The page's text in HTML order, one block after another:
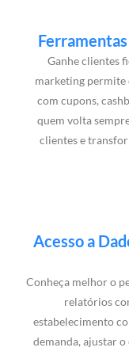
Ganhe clientes
marketing permite
com cupons,
quem volta
clientes e
Acesso a
Conheça melhor o
relatórios
estabelecimento
demanda, ajustar